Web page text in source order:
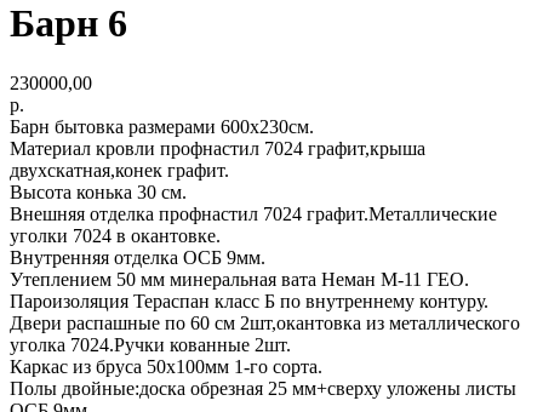
Барн 6
230000,00
р.
Барн бытовка размерами 600х230см.
Материал кровли профнастил 7024 графит,крыша
двухскатная,конек графит.
Высота конька 30 см.
Внешняя отделка профнастил 7024 графит.Металлические
уголки 7024 в окантовке.
Внутренняя отделка ОСБ 9мм.
Утеплением 50 мм минеральная вата Неман М-11 ГЕО.
Пароизоляция Тераспан класс Б по внутреннему контуру.
Двери распашные по 60 см 2шт,окантовка из металлического
уголка 7024.Ручки кованные 2шт.
Каркас из бруса 50х100мм 1-го сорта.
Полы двойные:доска обрезная 25 мм+сверху уложены листы